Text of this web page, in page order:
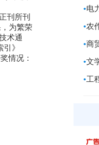
刊所刊
为繁荣
术通
》
情况：